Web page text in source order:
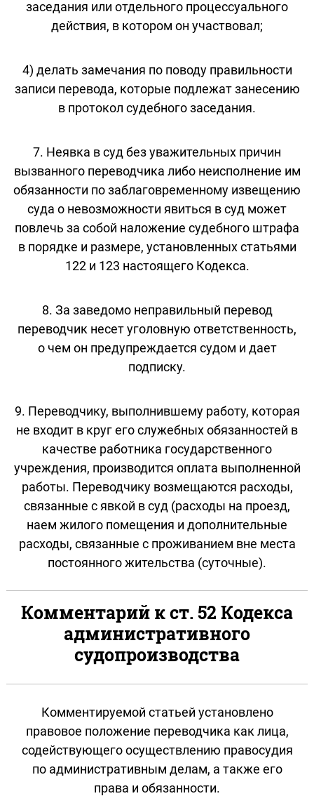
заседания или отдельного процессуального
действия, в котором он участвовал;
4) делать замечания по поводу правильности
записи перевода, которые подлежат занесению
в протокол судебного заседания.
7. Неявка в суд без уважительных причин
вызванного переводчика либо неисполнение им
обязанности по заблаговременному извещению
суда о невозможности явиться в суд может
повлечь за собой наложение судебного штрафа
в порядке и размере, установленных статьями
122 и 123 настоящего Кодекса.
8. За заведомо неправильный перевод
переводчик несет уголовную ответственность,
о чем он предупреждается судом и дает
подписку.
9. Переводчику, выполнившему работу, которая
не входит в круг его служебных обязанностей в
качестве работника государственного
учреждения, производится оплата выполненной
работы. Переводчику возмещаются расходы,
связанные с явкой в суд (расходы на проезд,
наем жилого помещения и дополнительные
расходы, связанные с проживанием вне места
постоянного жительства (суточные).
Комментарий к ст. 52 Кодекса
административного
судопроизводства
Комментируемой статьей установлено
правовое положение переводчика как лица,
содействующего осуществлению правосудия
по административным делам, а также его
права и обязанности.